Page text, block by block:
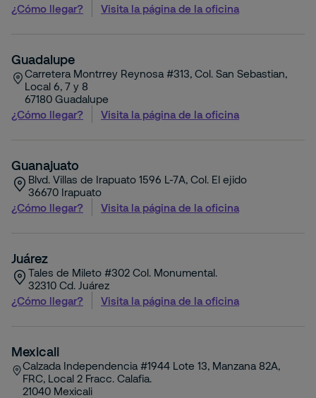
¿Cómo llegar?
Visita la página de la oficina
Guadalupe
Carretera Montrrey Reynosa #313, Col. San Sebastian,
Local 6, 7 y 8
67180 Guadalupe
¿Cómo llegar?
Visita la página de la oficina
Guanajuato
Blvd. Villas de Irapuato 1596 L-7A, Col. El ejido
36670 Irapuato
¿Cómo llegar?
Visita la página de la oficina
Juárez
Tales de Mileto #302 Col. Monumental.
32310 Cd. Juárez
¿Cómo llegar?
Visita la página de la oficina
Mexicali
Calzada Independencia #1944 Lote 13, Manzana 82A,
FRC, Local 2 Fracc. Calafia.
21040 Mexicali